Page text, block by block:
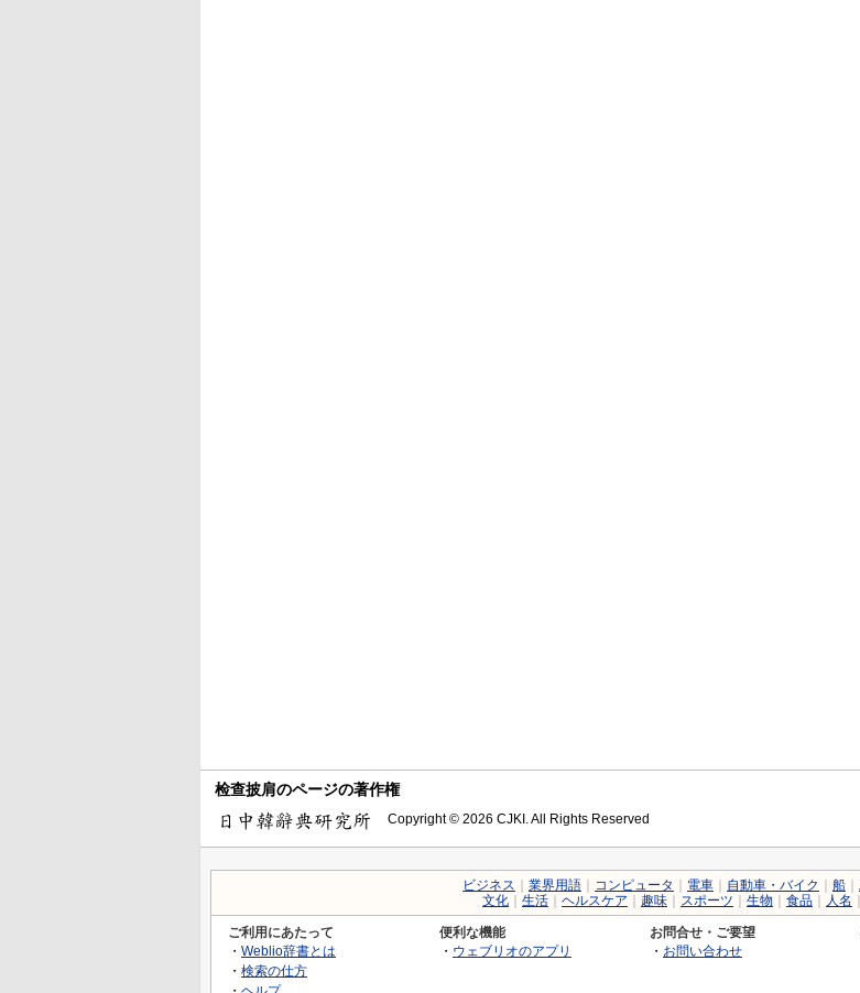
检查披肩のページの著作権
Copyright © 2026 CJKI. All Rights Reserved
ビジネス 業界用語 コンピュータ 電車 自動車・バイク 船
文化
生活 ヘルスケア 趣味 スポーツ 生物 食品 人名
ご利用にあたって
・ Weblio辞書とは
・ 検索の仕方
便利な機能
・ ウェブリオのアプリ
お問合せ・ご要望
・ お問い合わせ